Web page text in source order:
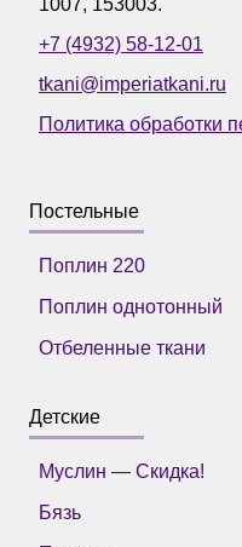
+7 (4932) 58-12-01
tkani@imperiatkani.ru
Политика обработки
Постельные
Поплин 220
Поплин однотонный
Отбеленные ткани
Детские
Муслин — Скидка!
Бязь